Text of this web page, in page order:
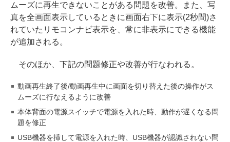
ムーズに再生できないことがある問題を改善。また、写
真を全画面表示しているときに画面右下に表示(2秒間)さ
れていたリモコンナビ表示を、常に非表示にできる機能
が追加される。
そのほか、下記の問題修正や改善が行なわれる。
動画再生終了後/動画再生中に画面を切り替えた後の操作がス
ムーズに行なえるように改善
本体背面の電源スイッチで電源を入れた時、動作が遅くなる問
題を修正
USB機器を挿して電源を入れた時、USB機器が認識されない問